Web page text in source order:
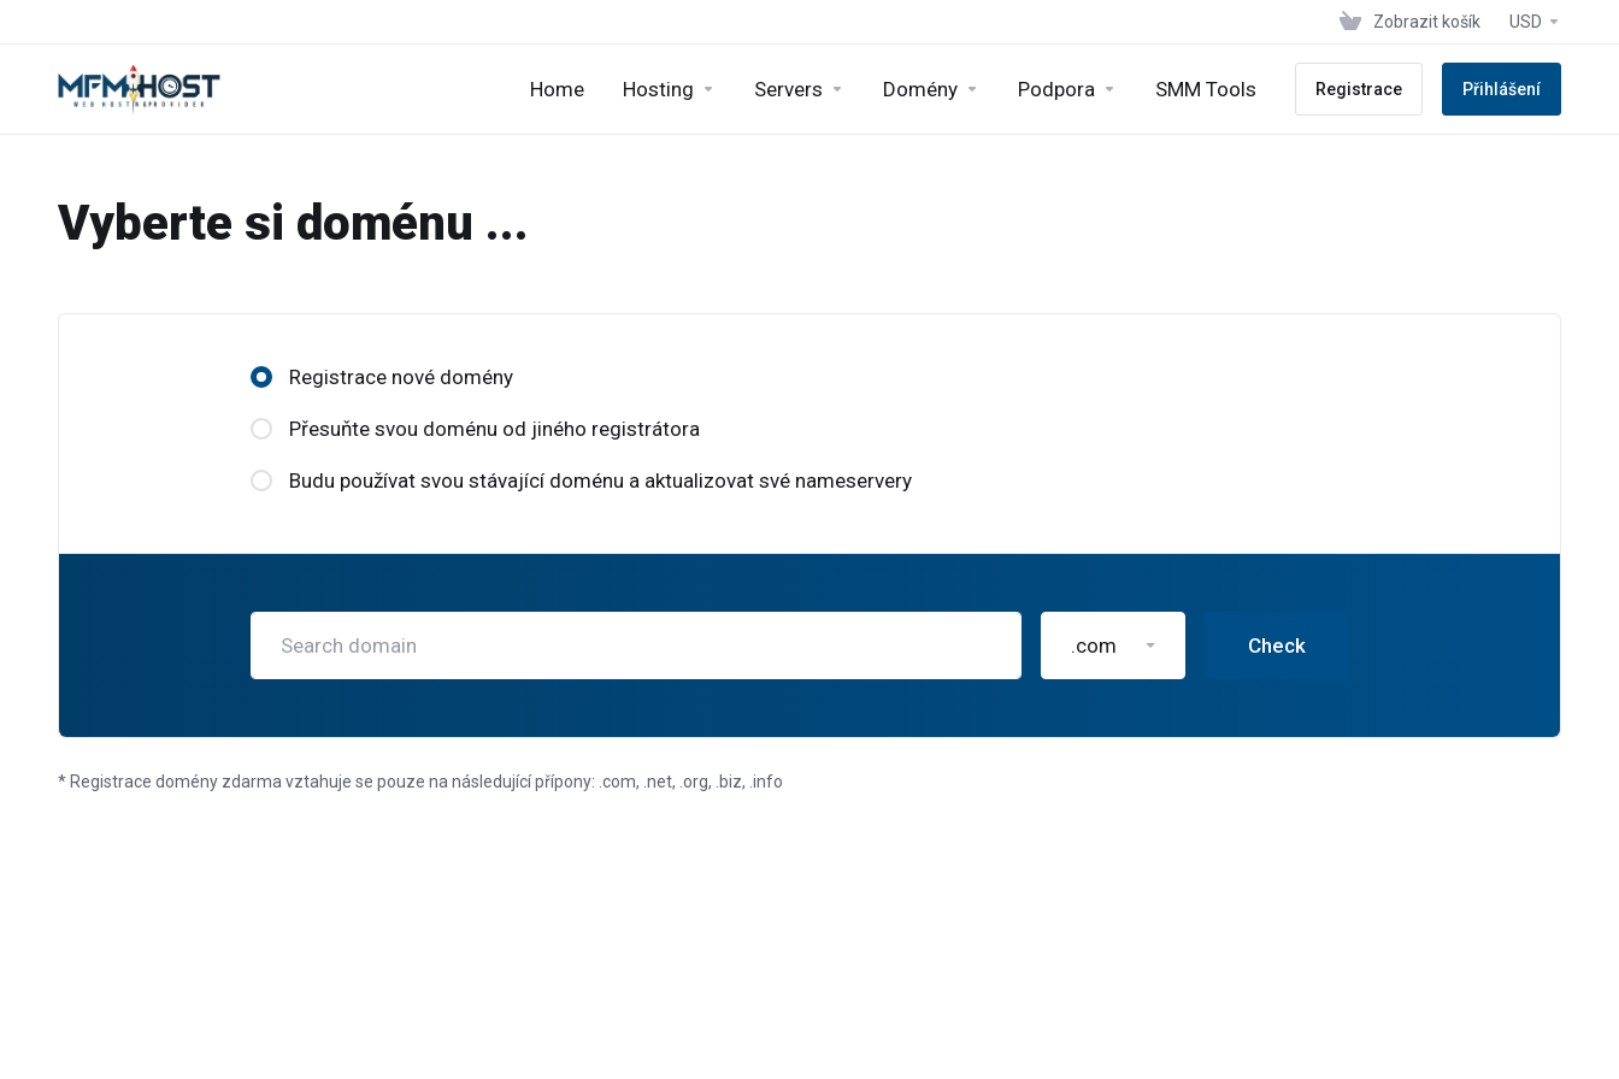
Zobrazit košík USD
Home Hosting Servers Domény Podpora SMM Tools Registrace Přihlášení
Vyberte si doménu ...
Registrace nové domény
Přesuňte svou doménu od jiného registrátora
Budu používat svou stávající doménu a aktualizovat své nameservery
.com Check
* Registrace domény zdarma vztahuje se pouze na následující přípony: .com, .net, .org, .biz, .info